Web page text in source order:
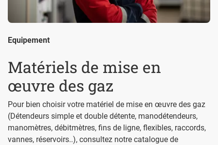
Equipement
Matériels de mise en
œuvre des gaz
Pour bien choisir votre matériel de mise en œuvre des gaz
(Détendeurs simple et double détente, manodétendeurs,
manomètres, débitmètres, fins de ligne, flexibles, raccords,
vannes, réservoirs..), consultez notre catalogue de